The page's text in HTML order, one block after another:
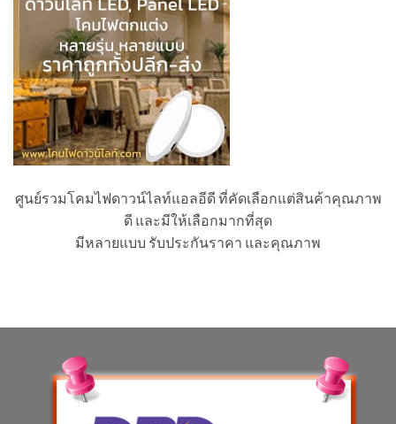
ศูนย์รวมโคมไฟดาวน์ไลท์แอลอีดี ที่คัดเลือกแต่สินค้าคุณภาพ
ดี และมีให้เลือกมากที่สุด
มีหลายแบบ รับประกันราคา และคุณภาพ